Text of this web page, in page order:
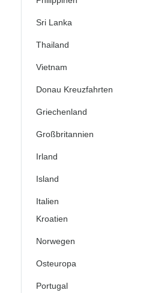
Sri Lanka
Thailand
Vietnam
Donau Kreuzfahrten
Griechenland
Großbritannien
Irland
Island
Italien
Kroatien
Norwegen
Osteuropa
Portugal